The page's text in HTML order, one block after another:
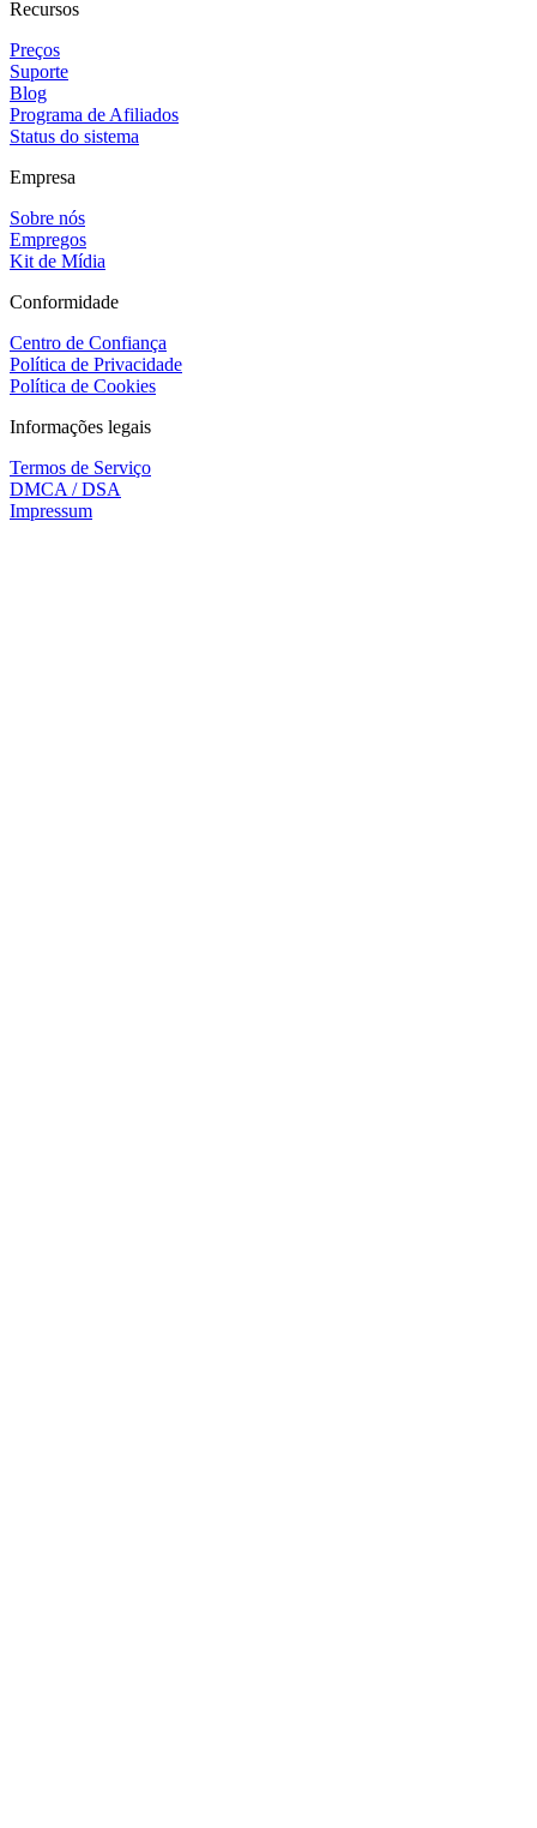
Recursos
Preços
Suporte
Blog
Programa de Afiliados
Status do sistema
Empresa
Sobre nós
Empregos
Kit de Mídia
Conformidade
Centro de Confiança
Política de Privacidade
Política de Cookies
Informações legais
Termos de Serviço
DMCA / DSA
Impressum